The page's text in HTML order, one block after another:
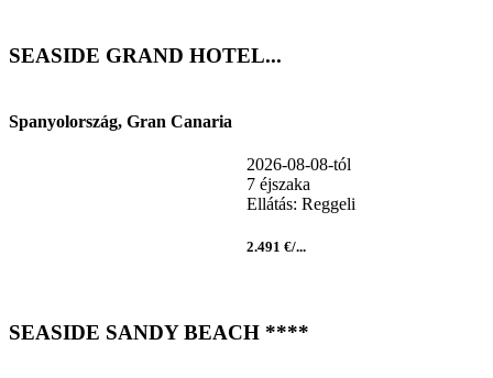
SEASIDE GRAND HOTEL...
Spanyolország, Gran Canaria
2026-08-08-tól
7 éjszaka
Ellátás: Reggeli
2.491 €/...
SEASIDE SANDY BEACH ****